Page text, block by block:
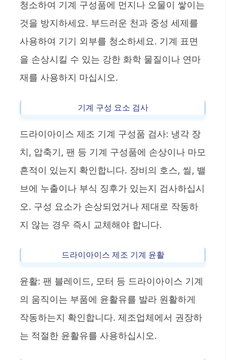
청소하여 기계 구성품에 먼지나 오물이 쌓이는
것을 방지하세요. 부드러운 천과 중성 세제를
사용하여 기기 외부를 청소하세요. 기계 표면
을 손상시킬 수 있는 강한 화학 물질이나 연마
재를 사용하지 마십시오.
기계 구성 요소 검사
드라이아이스 제조 기계 구성품 검사: 냉각 장
치, 압축기, 팬 등 기계 구성품에 손상이나 마모
흔적이 있는지 확인합니다. 장비의 호스, 씰, 밸
브에 누출이나 부식 징후가 있는지 검사하십시
오. 구성 요소가 손상되었거나 제대로 작동하
지 않는 경우 즉시 교체해야 합니다.
드라이아이스 제조 기계 윤활
윤활: 팬 블레이드, 모터 등 드라이아이스 기계
의 움직이는 부품에 윤활유를 발라 원활하게
작동하는지 확인합니다. 제조업체에서 권장하
는 적절한 윤활유를 사용하십시오.